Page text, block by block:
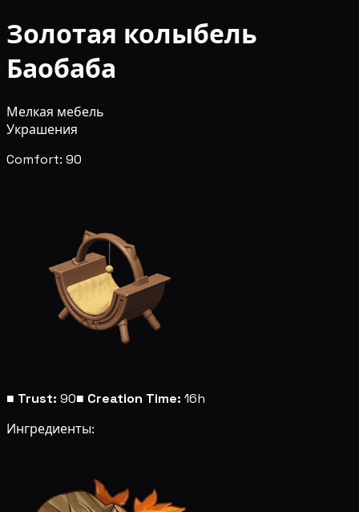
Золотая колыбель
Баобаба
Мелкая мебель
Украшения
Comfort: 90
■ Trust: 90■ Creation Time: 16h
Ингредиенты: